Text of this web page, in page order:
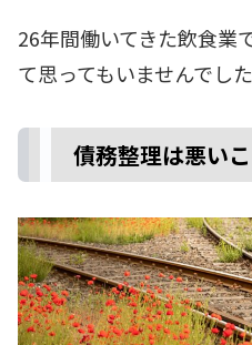
26年間働いてきた飲食業
て思ってもいませんでした
債務整理は悪い